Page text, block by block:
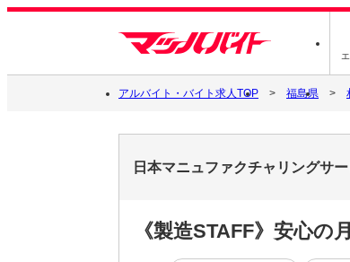
アルバイト・バイト求人TOP 福島県
日本マニュファクチャリングサ
《製造STAFF》安心